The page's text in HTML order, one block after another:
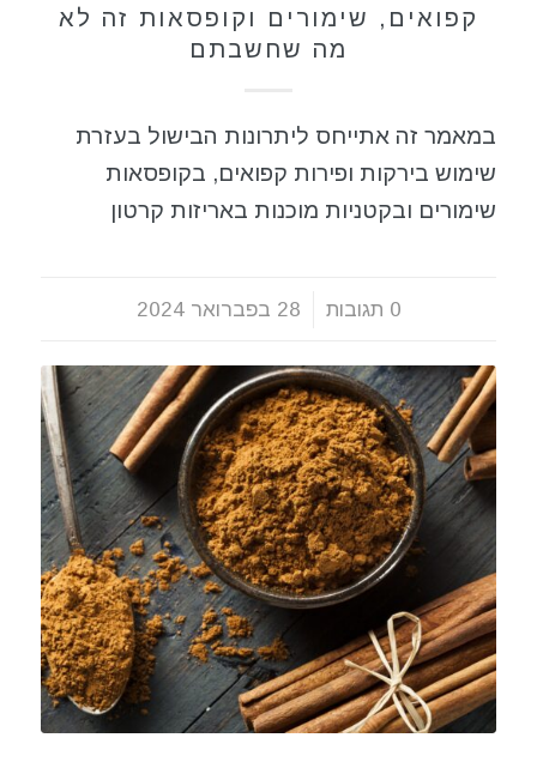
קפואים, שימורים וקופסאות זה לא
מה שחשבתם
במאמר זה אתייחס ליתרונות הבישול בעזרת
שימוש בירקות ופירות קפואים, בקופסאות
שימורים ובקטניות מוכנות באריזות קרטון
0 תגובות
/ 28 בפברואר 2024